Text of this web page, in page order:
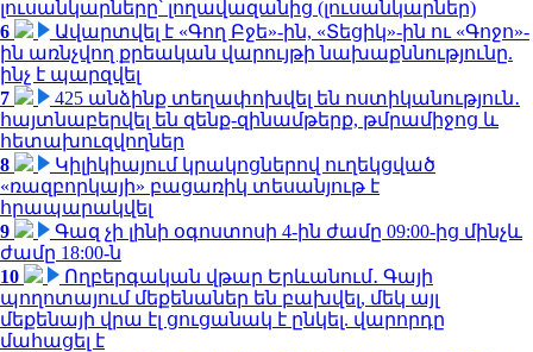
լուսանկարները՝ լողավազանից (լուսանկարներ)
6
Ավարտվել է «Գող Բջե»-ին, «Տեցիկ»-ին ու «Գոջո»-
ին առնչվող քրեական վարույթի նախաքննությունը.
ինչ է պարզվել
7
425 անձինք տեղափոխվել են ոստիկանություն․
հայտնաբերվել են զենք-զինամթերք, թմրամիջոց և
հետախուզվողներ
8
Կիլիկիայում կրակոցներով ուղեկցված
«ռազբորկայի» բացառիկ տեսանյութ է
հրապարակվել
9
Գազ չի լինի օգոստոսի 4-ին ժամը 09:00-ից մինչև
ժամը 18:00-ն
10
Ողբերգական վթար Երևանում․ Գայի
պողոտայում մեքենաներ են բախվել, մեկ այլ
մեքենայի վրա էլ ցուցանակ է ընկել. վարորդը
մահացել է